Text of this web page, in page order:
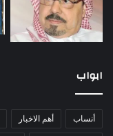
ابواب
أنساب أهم الاخبار